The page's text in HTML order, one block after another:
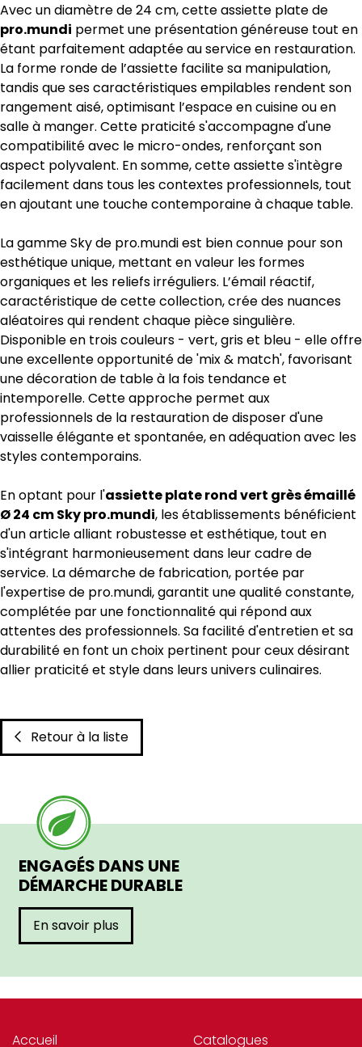
Avec un diamètre de 24 cm, cette assiette plate de
pro.mundi permet une présentation généreuse tout en
étant parfaitement adaptée au service en restauration.
La forme ronde de l’assiette facilite sa manipulation,
tandis que ses caractéristiques empilables rendent son
rangement aisé, optimisant l’espace en cuisine ou en
salle à manger. Cette praticité s'accompagne d'une
compatibilité avec le micro-ondes, renforçant son
aspect polyvalent. En somme, cette assiette s'intègre
facilement dans tous les contextes professionnels, tout
en ajoutant une touche contemporaine à chaque table.
La gamme Sky de pro.mundi est bien connue pour son
esthétique unique, mettant en valeur les formes
organiques et les reliefs irréguliers. L’émail réactif,
caractéristique de cette collection, crée des nuances
aléatoires qui rendent chaque pièce singulière.
Disponible en trois couleurs - vert, gris et bleu - elle offre
une excellente opportunité de 'mix & match', favorisant
une décoration de table à la fois tendance et
intemporelle. Cette approche permet aux
professionnels de la restauration de disposer d'une
vaisselle élégante et spontanée, en adéquation avec les
styles contemporains.
En optant pour l'assiette plate rond vert grès émaillé
Ø 24 cm Sky pro.mundi, les établissements bénéficient
d'un article alliant robustesse et esthétique, tout en
s'intégrant harmonieusement dans leur cadre de
service. La démarche de fabrication, portée par
l'expertise de pro.mundi, garantit une qualité constante,
complétée par une fonctionnalité qui répond aux
attentes des professionnels. Sa facilité d'entretien et sa
durabilité en font un choix pertinent pour ceux désirant
allier praticité et style dans leurs univers culinaires.
Retour à la liste
ENGAGÉS DANS UNE
DÉMARCHE DURABLE
En savoir plus
Accueil Catalogues